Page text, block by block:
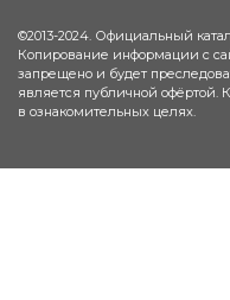
©2013-2024. Официальный
Копирование информации с
запрещено и будет
является публичной офёртой.
в ознакомительных целях.